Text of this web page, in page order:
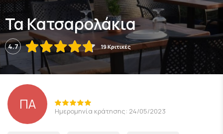
Τα Κατσαρολάκια
4.7 19 Κριτικές
ΠΑ Ημερομηνία κράτησης: 24/05/2023